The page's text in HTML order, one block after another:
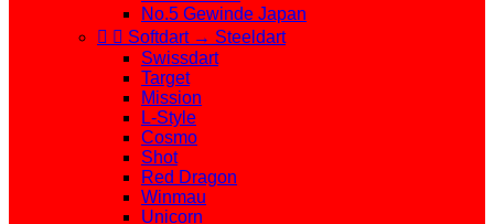
No.5 Gewinde Japan
  Softdart → Steeldart
Swissdart
Target
Mission
L-Style
Cosmo
Shot
Red Dragon
Winmau
Unicorn